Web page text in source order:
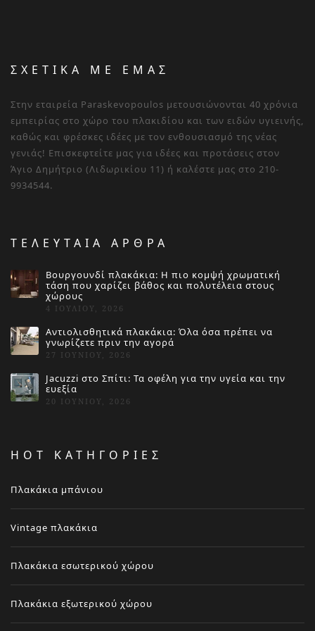
ΣΧΕΤΙΚΑ ΜΕ ΕΜΑΣ
Στην εταιρεία Paraskevopoulos μετουσιώνονται 40 χρόνια
εμπειρίας στο χώρο του πλακιδίου και των ειδών υγιεινής,
καθώς και φρέσκες ιδέες με τον ενθουσιασμό της νέας
γενιάς! Επισκεφτείτε μας για ιδέες και προτάσεις στον
Άγιο Δημήτριο (Λιδωρικίου 11) ή καλέστε μας στο 210-
9934544.
ΤΕΛΕΥΤΑΙΑ ΑΡΘΡΑ
Βουργουνδί πλακάκια: Η πιο κομψή χρωματική
τάση που χαρίζει βάθος και πολυτέλεια στους
χώρους
4 ΙΟΥΛΊΟΥ, 2026
Αντιολισθητικά πλακάκια: Όλα όσα πρέπει να
γνωρίζετε πριν την αγορά
27 ΙΟΥΝΊΟΥ, 2026
Jacuzzi στο Σπίτι: Τα οφέλη για την υγεία και την
ευεξία
20 ΙΟΥΝΊΟΥ, 2026
HOT ΚΑΤΗΓΟΡΙΕΣ
Πλακάκια μπάνιου
Vintage πλακάκια
Πλακάκια εσωτερικού χώρου
Πλακάκια εξωτερικού χώρου